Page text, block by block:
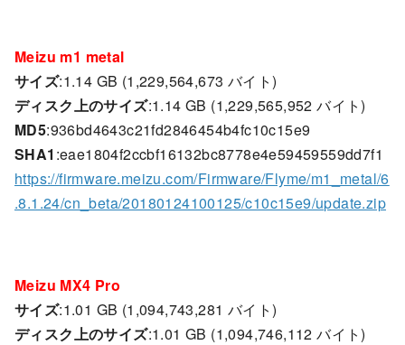
Meizu m1 metal
サイズ:1.14 GB (1,229,564,673 バイト)
ディスク上のサイズ:1.14 GB (1,229,565,952 バイト)
MD5:936bd4643c21fd2846454b4fc10c15e9
SHA1 :eae1804f2ccbf16132bc8778e4e59459559dd7f1
https://firmware.meizu.com/Firmware/Flyme/m1_metal/6
.8.1.24/cn_beta/20180124100125/c10c15e9/update.zip
Meizu MX4 Pro
サイズ:1.01 GB (1,094,743,281 バイト)
ディスク上のサイズ:1.01 GB (1,094,746,112 バイト)